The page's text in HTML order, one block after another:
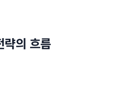
략의 흐름